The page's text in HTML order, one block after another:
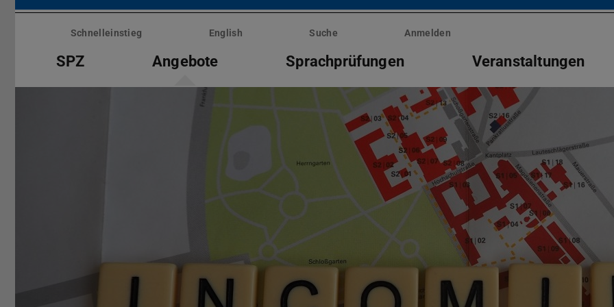
Menü
überspringenSchnelleinstieg English Suche Anmelden
SPZ Angebote Sprachprüfungen Veranstaltungen